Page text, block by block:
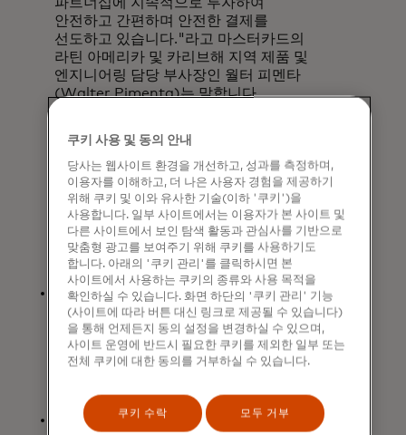
안전하고 간편하며 안전한 결제를
선도하고 있습니다."라고 마스터카드의
라틴 아메리카 및 카리브해 지역 제품 및
엔지니어링 담당 부사장인 월터 피멘타
(Walter Pimenta)는 말합니다.
급증함에 따라 퍼블릭 블록체인
네트워크에서 신뢰할 수 있고 검증
가능한 상호 작용을 지속적으로
제공하는 것이 필수적입니다. 이
역동적인 파트너들과 협력하여
마스터카드 크립토 크리덴셜의
잠재력을 최대한 실현할 수 있게 되어
매우 기쁩니다."
비트투미의 CEO이자 공동 창립자인
레이프 페레이라는 "암호화폐 자산을
사용해 결제 대안을 추진하는 솔루션
개발과 혁신에 대한 의지를 공유하는
마스터카드와의 제휴를 계속 강화하게
말했습니다.
"폭스비트 그룹은 마스터카드와 같은
쿠키 사용 및 동의 안내
당사는 웹사이트 환경을 개선하고, 성과를 측정하며,
이용자를 이해하고, 더 나은 사용자 경험을 제공하기
위해 쿠키 및 이와 유사한 기술(이하 '쿠키')을
사용합니다. 일부 사이트에서는 이용자가 본 사이트 및
다른 사이트에서 보인 탐색 활동과 관심사를 기반으로
맞춤형 광고를 보여주기 위해 쿠키를 사용하기도
합니다. 아래의 '쿠키 관리'를 클릭하시면 본
사이트에서 사용하는 쿠키의 종류와 사용 목적을
확인하실 수 있습니다. 화면 하단의 '쿠키 관리' 기능
(사이트에 따라 버튼 대신 링크로 제공될 수 있습니다)
을 통해 언제든지 동의 설정을 변경하실 수 있으며,
사이트 운영에 반드시 필요한 쿠키를 제외한 일부 또는
전체 쿠키에 대한 동의를 거부하실 수 있습니다.
쿠키 수락 모두 거부